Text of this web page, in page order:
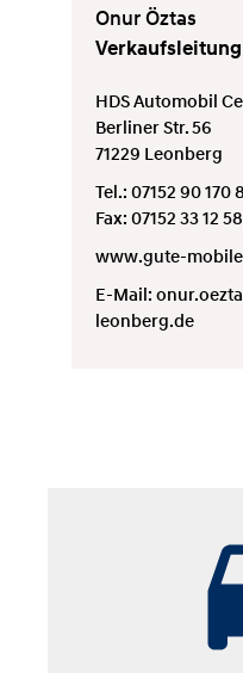
Onur Öztas
Verkaufsleitung
HDS Automobil
Berliner Str. 56
71229 Leonberg
Tel.: 07152 90 170
Fax: 07152 33 12
www.gute-
E-Mail:
leonberg.de